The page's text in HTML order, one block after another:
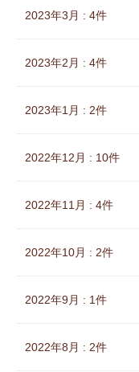
2023年3月 : 4件
2023年2月 : 4件
2023年1月 : 2件
2022年12月 : 10件
2022年11月 : 4件
2022年10月 : 2件
2022年9月 : 1件
2022年8月 : 2件